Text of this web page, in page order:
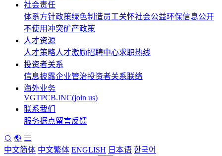
社会责任
体系方针政策绿色制造员工关怀社会公益环保信息公开
不使用冲突矿产政策
人才资源
人才策略人才激励招聘中心求职热线
投资者关系
信息披露企业管治投资者关系联络
海外业务
VGTPCB.INC(join us)
联系我们
服务据点留言反馈
中文简体 中文繁体 ENGLISH 日本语 한국어